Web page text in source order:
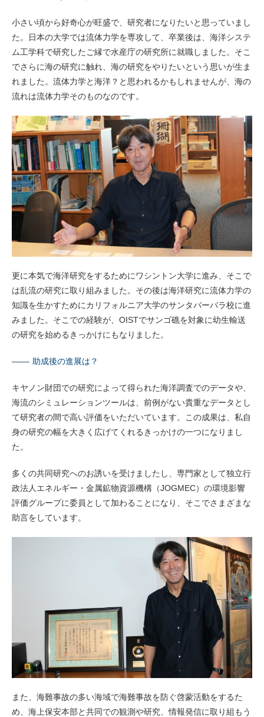
小さい頃から好奇心が旺盛で、研究者になりたいと思っていまし
た。日本の大学では流体力学を専攻して、卒業後は、海洋システ
ム工学科で研究したご縁で水産庁の研究所に就職しました。そこ
でさらに海の研究に触れ、海の研究をやりたいという思いが生ま
れました。流体力学と海洋？と思われるかもしれませんが、海の
流れは流体力学そのものなのです。
更に本気で海洋研究をするためにワシントン大学に進み、そこで
は乱流の研究に取り組みました。その後は海洋研究に流体力学の
知識を生かすためにカリフォルニア大学のサンタバーバラ校に進
みました。そこでの経験が、OISTでサンゴ礁を対象に幼生輸送
の研究を始めるきっかけにもなりました。
助成後の進展は？
キヤノン財団での研究によって得られた海洋調査でのデータや、
海流のシミュレーションツールは、前例がない貴重なデータとし
て研究者の間で高い評価をいただいています。この成果は、私自
身の研究の幅を大きく広げてくれるきっかけの一つになりまし
た。
多くの共同研究へのお誘いを受けましたし、専門家として独立行
政法人エネルギー・金属鉱物資源機構（JOGMEC）の環境影響
評価グループに委員として加わることになり、そこでさまざまな
助言をしています。
また、海難事故の多い海域で海難事故を防ぐ啓蒙活動をするた
め、海上保安本部と共同での観測や研究、情報発信に取り組もう